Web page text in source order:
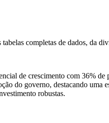
tabelas completas de dados, da
de crescimento com 36%
do governo, destacando
robustas.